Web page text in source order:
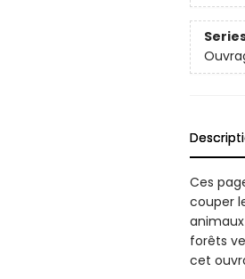
Ces
couper
forêts
cet